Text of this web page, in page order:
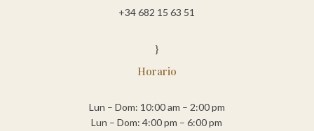
+34 682 15 63 51
}
Horario
Lun – Dom: 10:00 am – 2:00 pm
Lun – Dom: 4:00 pm – 6:00 pm